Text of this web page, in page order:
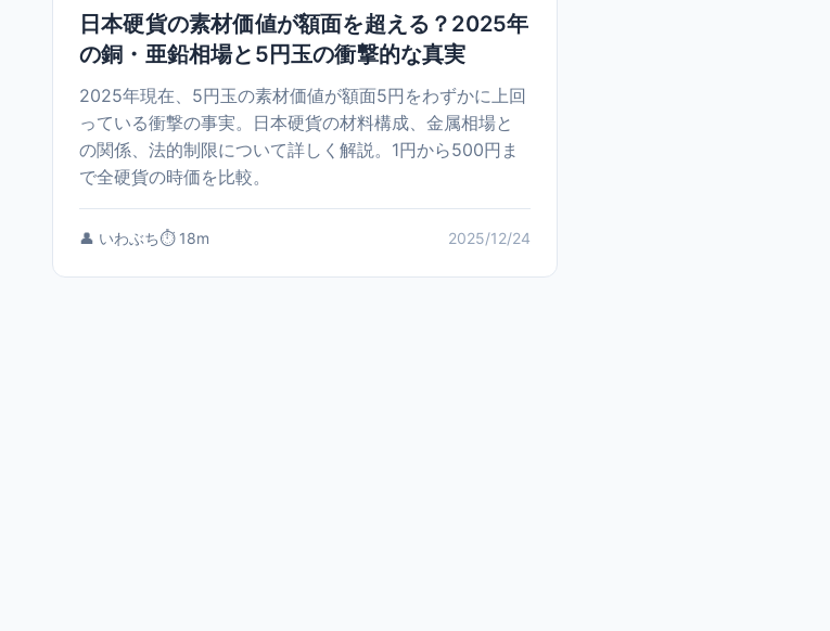
日本硬貨の素材価値が額面を超える？2025年
の銅・亜鉛相場と5円玉の衝撃的な真実
2025年現在、5円玉の素材価値が額面5円をわずかに上回
っている衝撃の事実。日本硬貨の材料構成、金属相場と
の関係、法的制限について詳しく解説。1円から500円ま
で全硬貨の時価を比較。
👤 いわぶち⏱️ 18m 2025/12/24